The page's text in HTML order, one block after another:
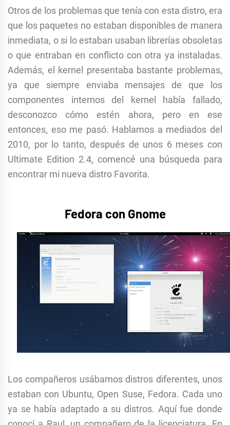
Otros de los problemas que tenía con esta distro, era
que los paquetes no estaban disponibles de manera
inmediata, o si lo estaban usaban librerías obsoletas
o que entraban en conflicto con otra ya instaladas.
Además, el kernel presentaba bastante problemas,
ya que siempre enviaba mensajes de que los
componentes internos del kernel había fallado,
desconozco cómo estén ahora, pero en ese
entonces, eso me pasó. Hablamos a mediados del
2010, por lo tanto, después de unos 6 meses con
Ultimate Edition 2.4, comencé una búsqueda para
encontrar mi nueva distro Favorita.
Fedora con Gnome
Los compañeros usábamos distros diferentes, unos
estaban con Ubuntu, Open Suse, Fedora. Cada uno
ya se había adaptado a su distros. Aquí fue donde